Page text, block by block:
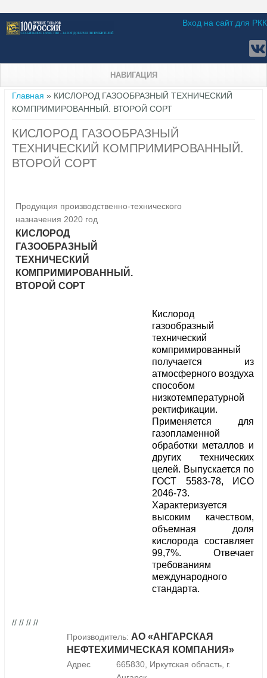
Вход на сайт для РКК
НАВИГАЦИЯ
Вы здесь
Главная » КИСЛОРОД ГАЗООБРАЗНЫЙ ТЕХНИЧЕСКИЙ
КОМПРИМИРОВАННЫЙ. ВТОРОЙ СОРТ
КИСЛОРОД ГАЗООБРАЗНЫЙ
ТЕХНИЧЕСКИЙ КОМПРИМИРОВАННЫЙ.
ВТОРОЙ СОРТ
Продукция производственно-технического
назначения 2020 год
КИСЛОРОД
ГАЗООБРАЗНЫЙ
ТЕХНИЧЕСКИЙ
КОМПРИМИРОВАННЫЙ.
ВТОРОЙ СОРТ
Кислород
газообразный
технический
компримированный
получается из
атмосферного воздуха
способом
низкотемпературной
ректификации.
Применяется для
газопламенной
обработки металлов и
других технических
целей. Выпускается по
ГОСТ 5583-78, ИСО
2046-73.
Характеризуется
высоким качеством,
объемная доля
кислорода составляет
99,7%. Отвечает
требованиям
международного
стандарта.
// // // //
Производитель: АО «АНГАРСКАЯ
НЕФТЕХИМИЧЕСКАЯ КОМПАНИЯ»
Адрес
665830, Иркутская область, г.